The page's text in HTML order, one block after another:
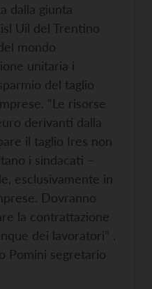
dalla giunta
Uil del Trentino
mondo
unitaria i
del taglio
“Le risorse
derivanti dalla
il taglio Ires non
i sindacati –
esclusivamente in
Dovranno
la contrattazione
dei lavoratori” .
Pomini segretario